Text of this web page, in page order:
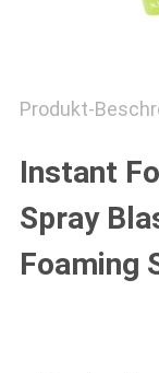
Produkt-
Instant
Spray
Foaming